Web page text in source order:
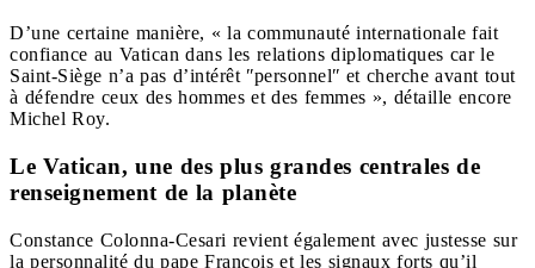
D’une certaine manière, « la communauté internationale fait
confiance au Vatican dans les relations diplomatiques car le
Saint-Siège n’a pas d’intérêt ʺpersonnelʺ et cherche avant tout
à défendre ceux des hommes et des femmes », détaille encore
Michel Roy.
Le Vatican, une des plus grandes centrales de
renseignement de la planète
Constance Colonna-Cesari revient également avec justesse sur
la personnalité du pape François et les signaux forts qu’il